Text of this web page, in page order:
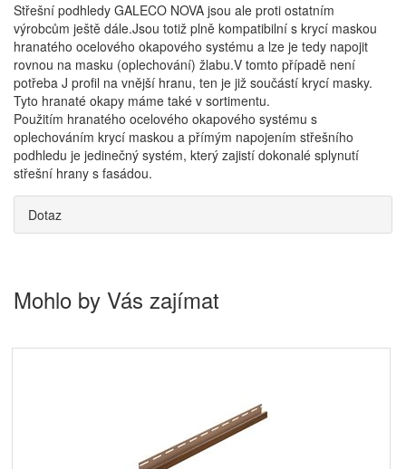
Střešní podhledy GALECO NOVA jsou ale proti ostatním
výrobcům ještě dále.Jsou totiž plně kompatibilní s krycí maskou
hranatého ocelového okapového systému a lze je tedy napojit
rovnou na masku (oplechování) žlabu.V tomto případě není
potřeba J profil na vnější hranu, ten je již součástí krycí masky.
Tyto hranaté okapy máme také v sortimentu.
Použitím hranatého ocelového okapového systému s
oplechováním krycí maskou a přímým napojením střešního
podhledu je jedinečný systém, který zajistí dokonalé splynutí
střešní hrany s fasádou.
Dotaz
Mohlo by Vás zajímat